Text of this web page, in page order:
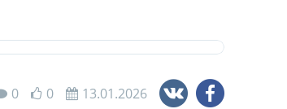
0 0 13.01.2026